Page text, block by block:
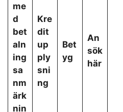
me
d
bet
aln
ing
sa
nm
ärk
nin
Kre
dit
up
ply
sni
ng
Bet
yg
An
sök
här